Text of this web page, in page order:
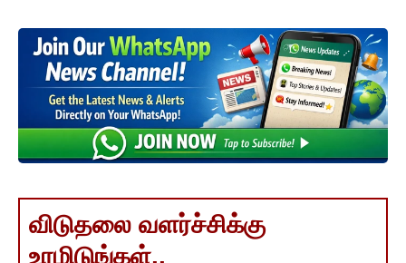
விடுதலை வளர்ச்சிக்கு
உரமிடுங்கள்..